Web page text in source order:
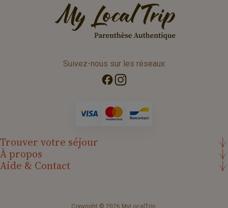
Suivez-nous sur les réseaux
Trouver votre séjour
À propos
Aide & Contact